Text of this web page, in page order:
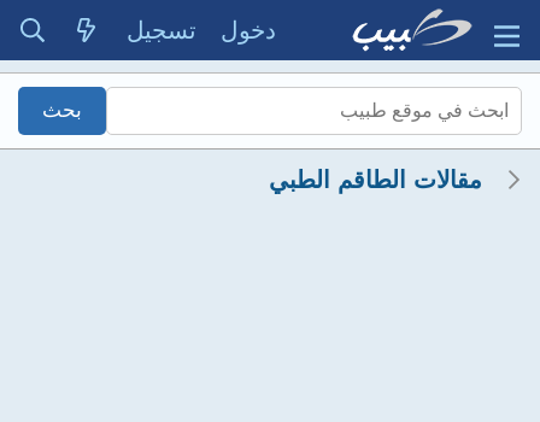
دخول تسجيل
مقالات الطاقم الطبي